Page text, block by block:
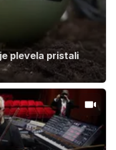
plevela pristali